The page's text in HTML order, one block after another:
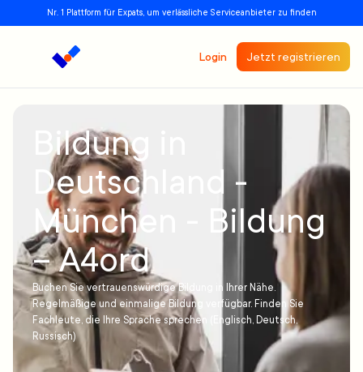
Nr. 1 Plattform für Expats, um verlässliche Serviceanbieter zu finden
Login Jetzt registrieren
Bildung in
Deutschland -
München - Bildung
– A4ord
Buchen Sie vertrauenswürdige Bildung in Ihrer Nähe.
Regelmäßige und einmalige Bildung verfügbar. Finden Sie
Fachleute, die Ihre Sprache sprechen (Englisch, Deutsch,
Russisch)